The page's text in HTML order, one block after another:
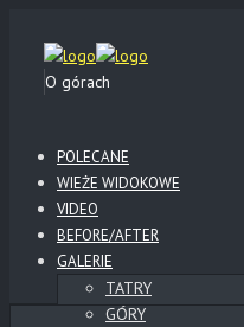
O górach
POLECANE
WIEŻE WIDOKOWE
VIDEO
BEFORE/AFTER
GALERIE
TATRY
GÓRY